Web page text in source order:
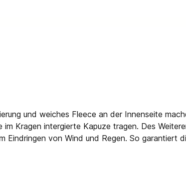
und weiches Fleece an der Innenseite
Kragen intergierte Kapuze tragen. Des
Eindringen von Wind und Regen. So garantiert